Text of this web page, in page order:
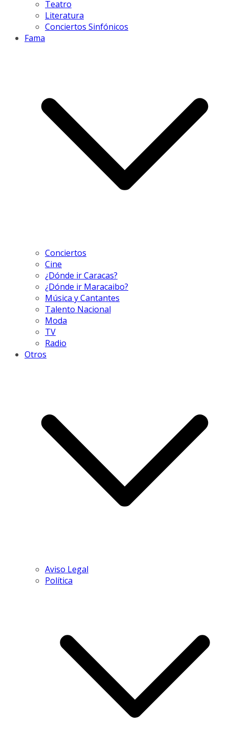
Teatro
Literatura
Conciertos Sinfónicos
Fama
Conciertos
Cine
¿Dónde ir Caracas?
¿Dónde ir Maracaibo?
Música y Cantantes
Talento Nacional
Moda
TV
Radio
Otros
Aviso Legal
Política